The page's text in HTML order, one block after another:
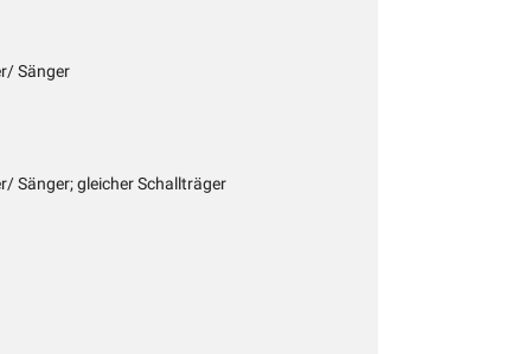
Sänger
Sänger; gleicher Schallträger